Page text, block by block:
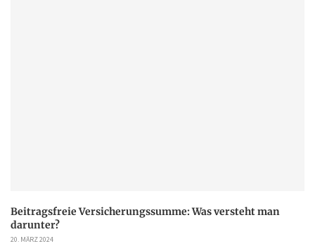
Beitragsfreie Versicherungssumme: Was versteht man
darunter?
20. MÄRZ 2024